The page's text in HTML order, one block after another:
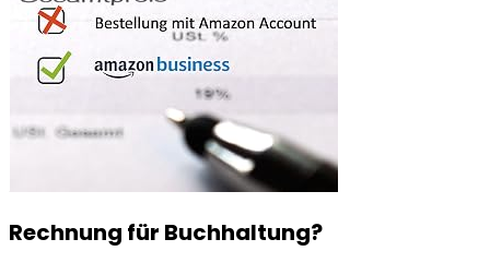
Rechnung für Buchhaltung?